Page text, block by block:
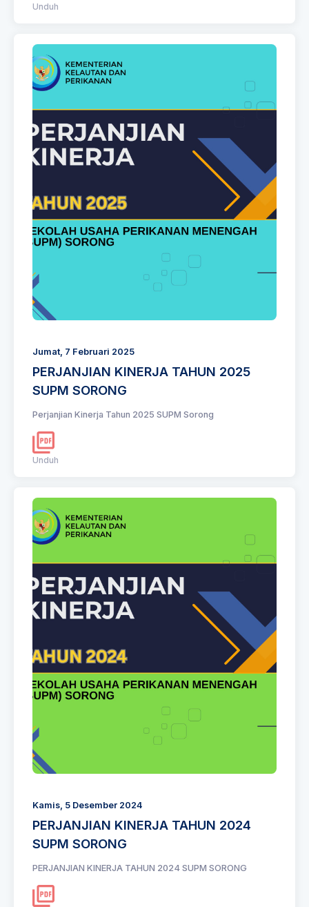
Unduh
Jumat, 7 Februari 2025
PERJANJIAN KINERJA TAHUN 2025
SUPM SORONG
Perjanjian Kinerja Tahun 2025 SUPM Sorong
Unduh
Kamis, 5 Desember 2024
PERJANJIAN KINERJA TAHUN 2024
SUPM SORONG
PERJANJIAN KINERJA TAHUN 2024 SUPM SORONG